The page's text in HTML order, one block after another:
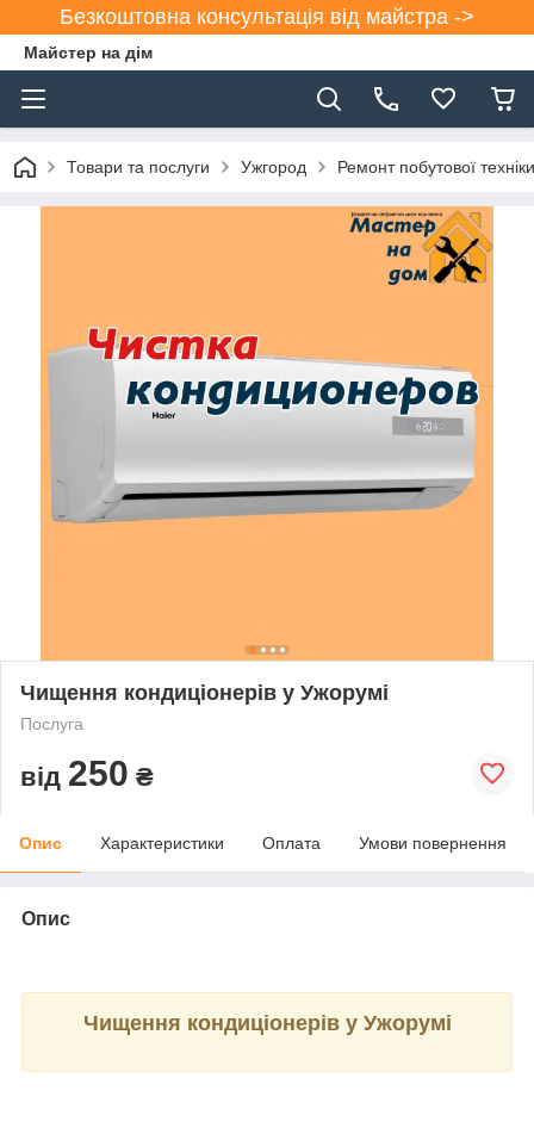
Безкоштовна консультація від майстра ->
Майстер на дім
Товари та послуги Ужгород Ремонт побутової
Чищення кондиціонерів у Ужорумі
Послуга
від 250 ₴
Опис Характеристики Оплата Умови повернення
Опис
Чищення кондиціонерів у Ужорумі